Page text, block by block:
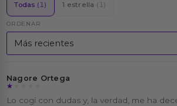
Todas (1) 1 estrella (1)
ORDENAR
Nagore Ortega
★★★★★
★★★★★
Lo cogí con dudas y, la verdad, me ha